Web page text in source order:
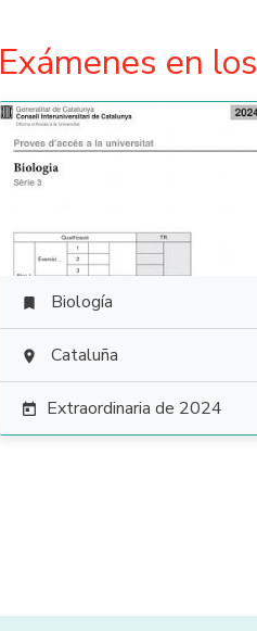
Exámenes en
 Biología
 Cataluña
 Extraordinaria de 2024